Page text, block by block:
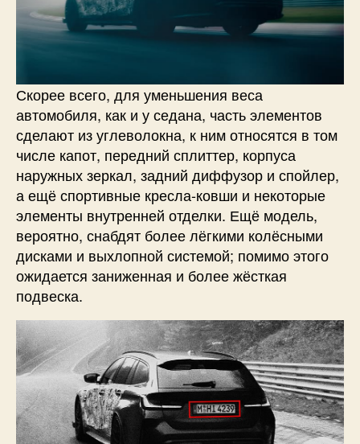
Скорее всего, для уменьшения веса
автомобиля, как и у седана, часть элементов
сделают из углеволокна, к ним относятся в том
числе капот, передний сплиттер, корпуса
наружных зеркал, задний диффузор и спойлер,
а ещё спортивные кресла-ковши и некоторые
элементы внутренней отделки. Ещё модель,
вероятно, снабдят более лёгкими колёсными
дисками и выхлопной системой; помимо этого
ожидается заниженная и более жёсткая
подвеска.